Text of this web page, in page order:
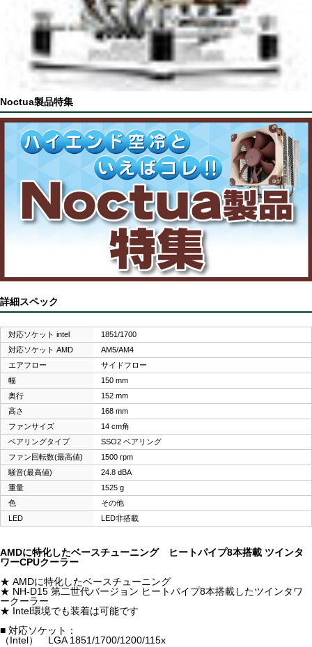
Noctua製品特集
詳細スペック
対応ソケット intel
1851/1700
対応ソケット AMD
AM5/AM4
エアフロー
サイドフロー
幅
150 mm
奥行
152 mm
高さ
168 mm
ファンサイズ
14 cm角
ベアリングタイプ
SSO2 ベアリング
ファン回転数(最高値)
1500 rpm
騒音(最高値)
24.8 dBA
重量
1525 g
色
その他
LED
LED非搭載
AMDに特化したベースチューニング ヒートパイプ8本搭載 ツインタ
ワーCPUクーラー
★ AMDに特化したベースチューニング
★ NH-D15 第二世代バージョン ヒートパイプ8本搭載したツインタワ
ークーラー
★ Intel環境でも装着は可能です
■ 対応ソケット：
（Intel） LGA 1851/1700/1200/115x